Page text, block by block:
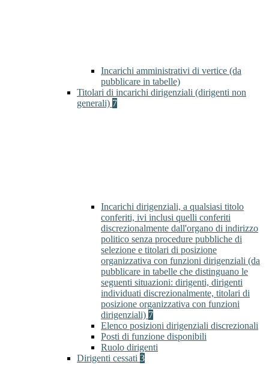
Incarichi amministrativi di vertice (da
pubblicare in tabelle)
Titolari di incarichi dirigenziali (dirigenti non
generali) 7
Incarichi dirigenziali, a qualsiasi titolo
conferiti, ivi inclusi quelli conferiti
discrezionalmente dall'organo di indirizzo
politico senza procedure pubbliche di
selezione e titolari di posizione
organizzativa con funzioni dirigenziali (da
pubblicare in tabelle che distinguano le
seguenti situazioni: dirigenti, dirigenti
individuati discrezionalmente, titolari di
posizione organizzativa con funzioni
dirigenziali) 7
Elenco posizioni dirigenziali discrezionali
Posti di funzione disponibili
Ruolo dirigenti
Dirigenti cessati 3